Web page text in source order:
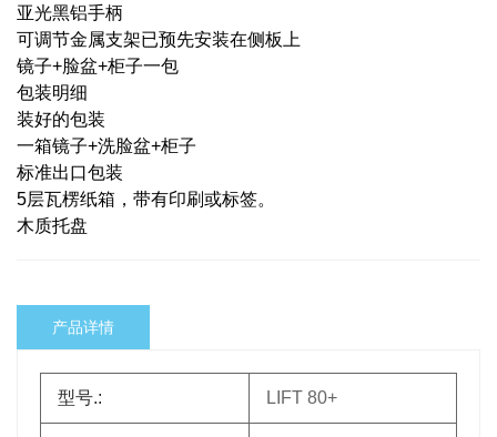
亚光黑铝手柄
可调节金属支架已预先安装在侧板上
镜子+脸盆+柜子一包
包装明细
装好的包装
一箱镜子+洗脸盆+柜子
标准出口包装
5层瓦楞纸箱，带有印刷或标签。
木质托盘
产品详情
型号.: LIFT 80+